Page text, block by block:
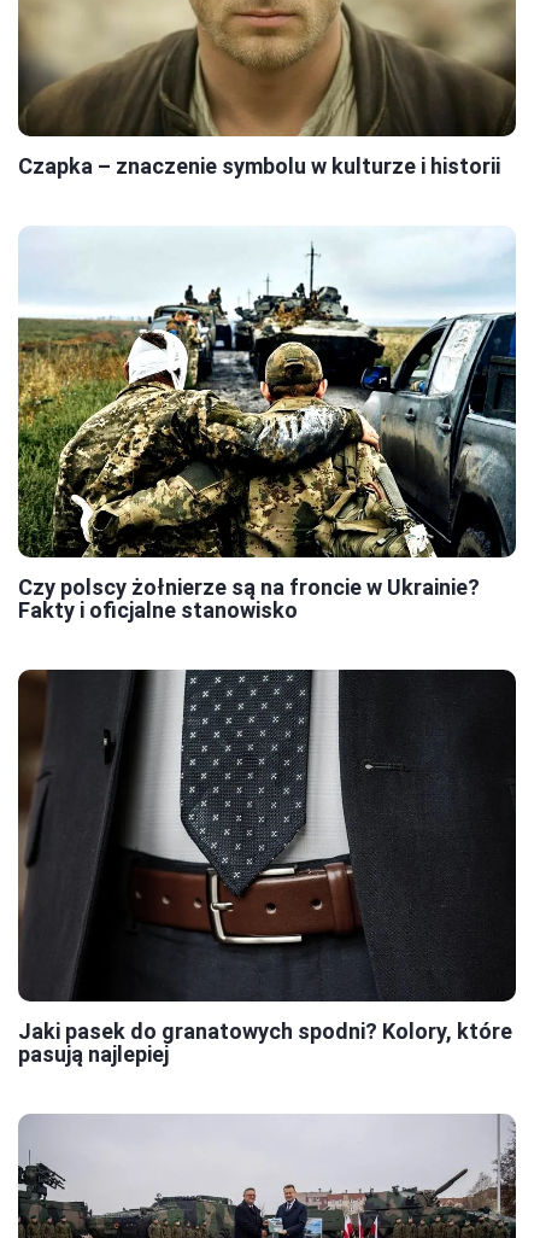
Czapka – znaczenie symbolu w kulturze i historii
Czy polscy żołnierze są na froncie w Ukrainie?
Fakty i oficjalne stanowisko
Jaki pasek do granatowych spodni? Kolory, które
pasują najlepiej